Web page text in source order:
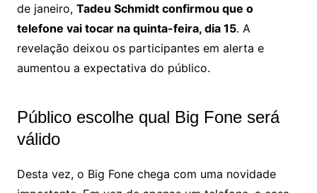
de janeiro, Tadeu Schmidt confirmou que o
telefone vai tocar na quinta-feira, dia 15. A
revelação deixou os participantes em alerta e
aumentou a expectativa do público.
Público escolhe qual Big Fone será
válido
Desta vez, o Big Fone chega com uma novidade